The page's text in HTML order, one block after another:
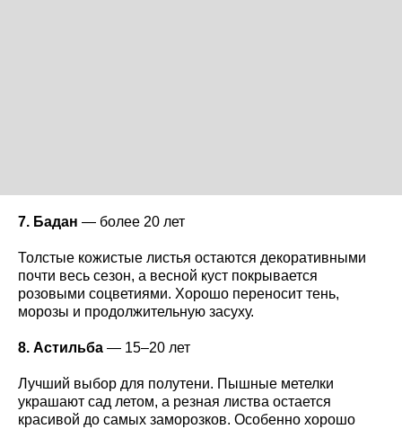
7. Бадан — более 20 лет
Толстые кожистые листья остаются декоративными
почти весь сезон, а весной куст покрывается
розовыми соцветиями. Хорошо переносит тень,
морозы и продолжительную засуху.
8. Астильба — 15–20 лет
Лучший выбор для полутени. Пышные метелки
украшают сад летом, а резная листва остается
красивой до самых заморозков. Особенно хорошо